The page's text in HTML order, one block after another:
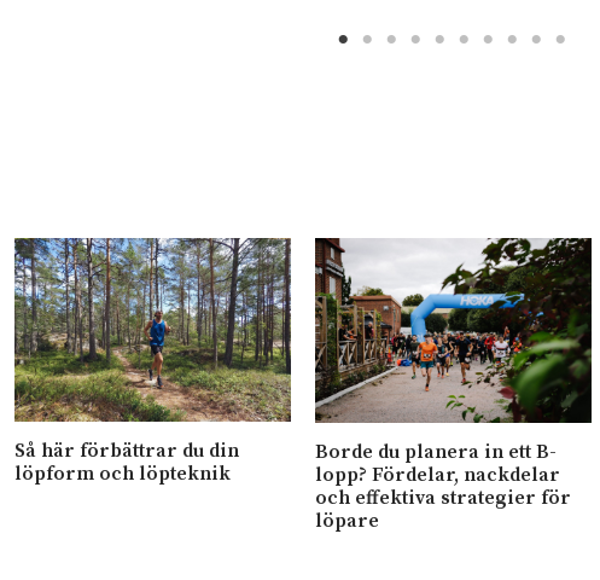
Så här förbättrar du din
löpform och löpteknik
Borde du planera in ett B-
lopp? Fördelar, nackdelar
och effektiva strategier för
löpare